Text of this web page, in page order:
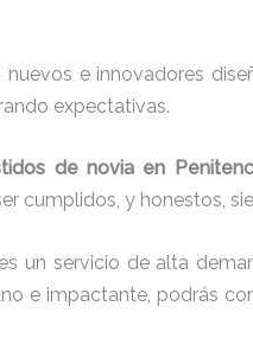
e innovadores
expectativas.
de novia en
cumplidos, y honestos,
es un servicio de alta
e impactante, podrás